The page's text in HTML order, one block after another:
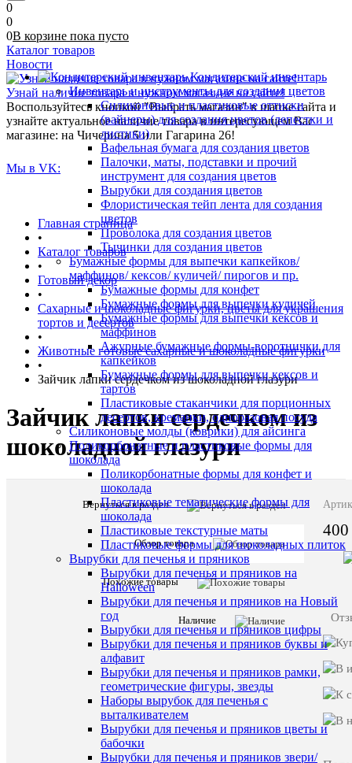
0
0
0В корзине пока пусто
Каталог товаров
Кондитерский инвентарь
Инвентарь и инструменты для создания цветов
Силиконовые и пластиковые оттиски
(вайнеры) для создания цветов (лепестки и
листики)
Вафельная бумага для создания цветов
Палочки, маты, подставки и прочий
инструмент для создания цветов
Вырубки для создания цветов
Флористическая тейп лента для создания
цветов
Проволока для создания цветов
Тычинки для создания цветов
Бумажные формы для выпечки капкейков/
маффинов/ кексов/ куличей/ пирогов и пр.
Бумажные формы для конфет
Бумажные формы для выпечки куличей
Бумажные формы для выпечки кексов и
маффинов
Ажурные бумажные формы-воротнички для
капкейков
Бумажные формы для выпечки кексов и
тартов
Пластиковые стаканчики для порционных
десертов, креманки, одноразовая посуда
Силиконовые молды (коврики) для айсинга
Поликорбонатные и пластиковые формы для
шоколада
Поликорбонатные формы для конфет и
шоколада
Пластиковые тематические формы для
шоколада
Пластиковые текстурные маты
Пластиковые формы для шоколадных плиток
Вырубки для печенья и пряников
Вырубки для печенья и пряников на
Halloween
Вырубки для печенья и пряников на Новый
год
Вырубки для печенья и пряников цифры
Вырубки для печенья и пряников буквы и
алфавит
Вырубки для печенья и пряников рамки,
геометрические фигуры, звезды
Наборы вырубок для печенья с
выталкивателем
Вырубки для печенья и пряников цветы и
бабочки
Вырубки для печенья и пряников звери/
Новости
Узнай наличие товара в нужном магазине на сайте!
Воспользуйтесь кнопкой "Выбрать магазин" в шапке сайта и
узнайте актуальное наличие товара в интересующем Вас
магазине: на Чичерина 5 или Гагарина 26!
Мы в VK:
Главная страница
•
Каталог товаров
•
Готовый декор
•
Сахарные и шоколадные фигурки, цветы для украшения
тортов и десертов
•
Животные готовые сахарные и шоколадные фигурки
•
Зайчик лапки сердечком из шоколадной глазури
Зайчик лапки сердечком из
шоколадной глазури
Вернуться в раздел
Обзор товара
Похожие товары
Наличие
Зайчик
сердечком
глазури
Все
Сахар,
масла
(масло